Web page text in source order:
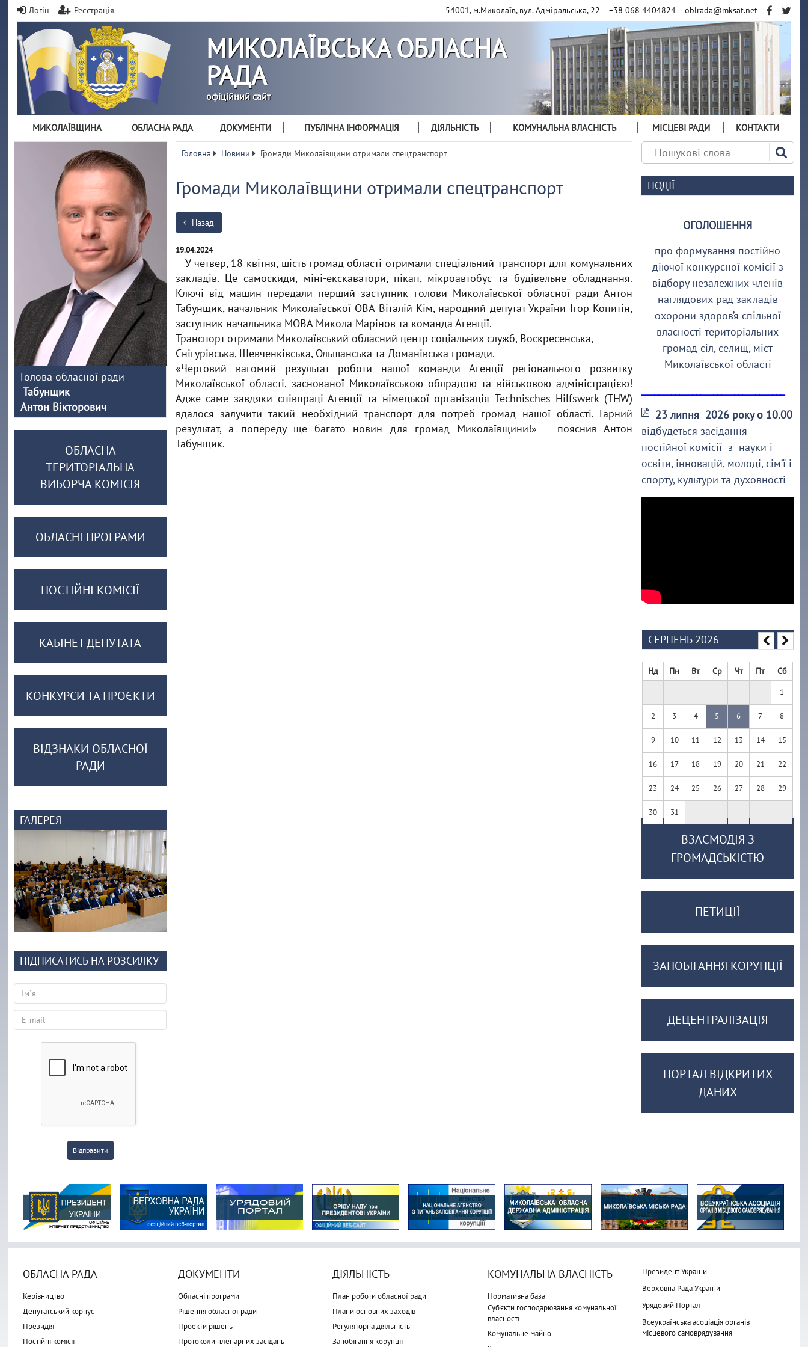
Логін Реєстрація 54001, м.Миколаїв, вул. Адміральська, 22 +38 068 4404824 oblrada@mksat.net
МИКОЛАЇВСЬКА ОБЛАСНА
РАДА
офіційний сайт
МИКОЛАЇВЩИНА ОБЛАСНА РАДА ДОКУМЕНТИ ПУБЛІЧНА ІНФОРМАЦІЯ ДІЯЛЬНІСТЬ КОМУНАЛЬНА ВЛАСНІСТЬ МІСЦЕВІ РАДИ КОНТАКТИ
Головна Новини Громади Миколаївщини отримали спецтранспорт
Громади Миколаївщини отримали спецтранспорт
Назад
19.04.2024
У четвер, 18 квітня, шість громад області отримали спеціальний транспорт для комунальних
закладів. Це самоскиди, міні-екскаватори, пікап, мікроавтобус та будівельне обладнання.
Ключі від машин передали перший заступник голови Миколаївської обласної ради Антон
Табунщик, начальник Миколаївської ОВА Віталій Кім, народний депутат України Ігор Копитін,
заступник начальника МОВА Микола Марінов та команда Агенції.
Транспорт отримали Миколаївський обласний центр соціальних служб, Воскресенська,
Снігурівська, Шевченківська, Ольшанська та Доманівська громади.
«Черговий вагомий результат роботи нашої команди Агенції регіонального розвитку
Миколаївської області, заснованої Миколаївською облрадою та військовою адміністрацією!
Адже саме завдяки співпраці Агенції та німецької організація Technisches Hilfswerk (THW)
вдалося залучити такий необхідний транспорт для потреб громад нашої області. Гарний
результат, а попереду ще багато новин для громад Миколаївщини!» – пояснив Антон
Табунщик.
ПОДІЇ
ОГОЛОШЕННЯ
про формування постійно
діючої конкурсної комісії з
відбору незалежних членів
наглядових рад закладів
охорони здоров’я спільної
власності територіальних
громад сіл, селищ, міст
Миколаївської області
23 липня 2026 року о 10.00
відбудеться засідання
постійної комісії з науки і
освіти, інновацій, молоді, сім’ї і
спорту, культури та духовності
СЕРПЕНЬ 2026
Нд Пн Вт Ср Чт Пт Сб
1
2 3 4 5 6 7 8
9 10 11 12 13 14 15
16 17 18 19 20 21 22
23 24 25 26 27 28 29
30 31
ВЗАЄМОДІЯ З
ГРОМАДСЬКІСТЮ
ПЕТИЦІЇ
ЗАПОБІГАННЯ КОРУПЦІЇ
ДЕЦЕНТРАЛІЗАЦІЯ
ПОРТАЛ ВІДКРИТИХ
ДАНИХ
Голова обласної ради
Табунщик
Антон Вікторович
ОБЛАСНА
ТЕРИТОРІАЛЬНА
ВИБОРЧА КОМІСІЯ
ОБЛАСНІ ПРОГРАМИ
ПОСТІЙНІ КОМІСІЇ
КАБІНЕТ ДЕПУТАТА
КОНКУРСИ ТА ПРОЄКТИ
ВІДЗНАКИ ОБЛАСНОЇ
РАДИ
ГАЛЕРЕЯ
ПІДПИСАТИСЬ НА РОЗСИЛКУ
Відправити
ОБЛАСНА РАДА
Керівництво
Депутатський корпус
Президія
Постійні комісії
ДОКУМЕНТИ
Обласні програми
Рішення обласної ради
Проекти рішень
Протоколи пленарних засідань
ДІЯЛЬНІСТЬ
План роботи обласної ради
Плани основних заходів
Регуляторна діяльність
Запобігання корупції
КОМУНАЛЬНА ВЛАСНІСТЬ
Нормативна база
Суб'єкти господарювання комунальної
власності
Комунальне майно
Президент України
Верховна Рада України
Урядовий Портал
Всеукраїнська асоціація органів
місцевого самоврядування